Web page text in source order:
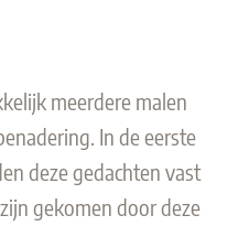
meerdere malen
In de eerste
deze gedachten vast
gekomen door deze